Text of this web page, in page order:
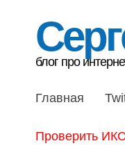
блог про
Главная
Проверить